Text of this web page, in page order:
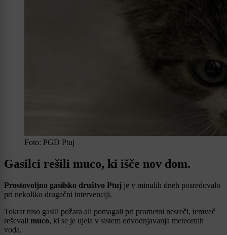
Foto: PGD Ptuj
Gasilci rešili muco, ki išče nov dom.
Prostovoljno gasilsko društvo Ptuj je v minulih dneh posredovalo
pri nekoliko drugačni intervenciji.
Tokrat niso gasili požara ali pomagali pri prometni nesreči, temveč
reševali muco, ki se je ujela v sistem odvodnjavanja meteornih
voda.